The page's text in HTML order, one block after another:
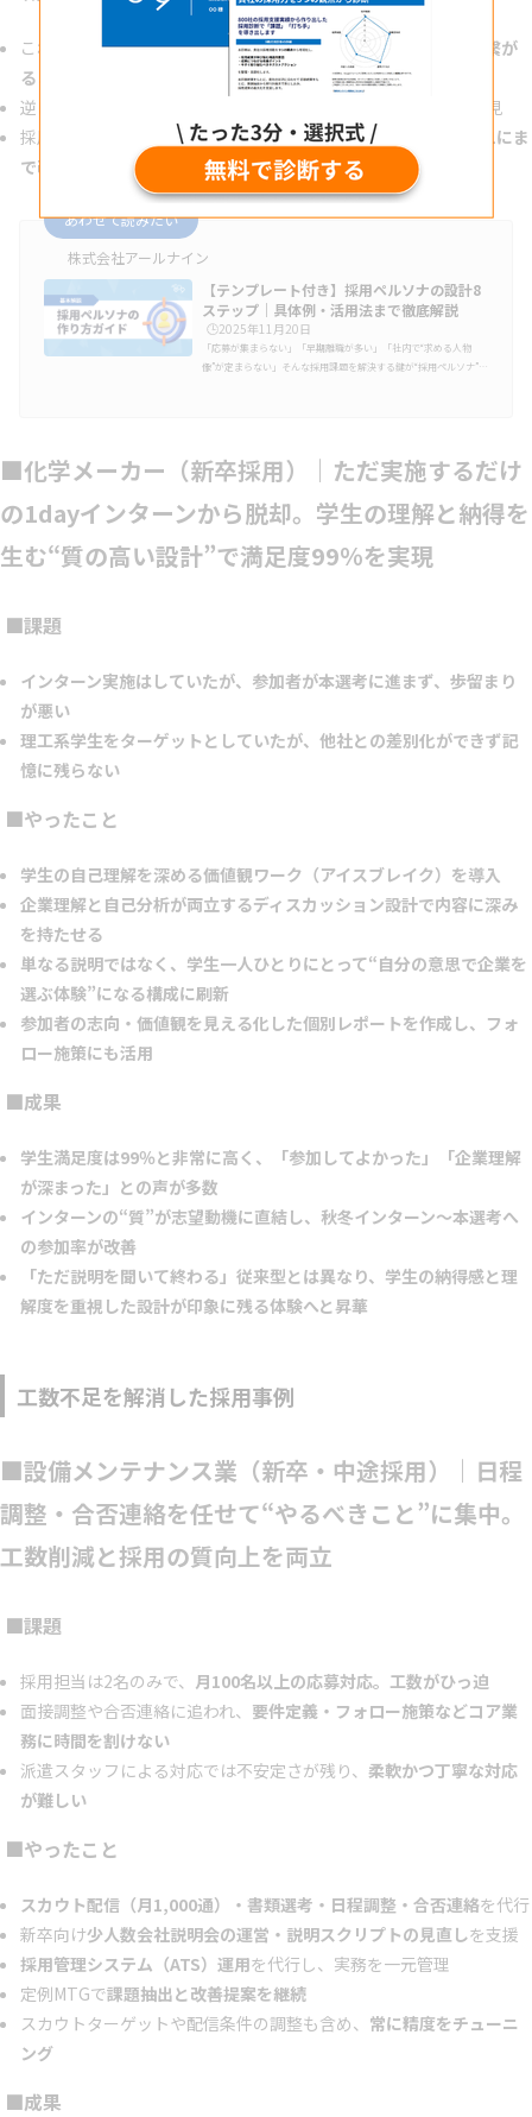
これまで「採用したい」と思っていたタイプが 実は早期離職に繋が
るミスマッチ人材
だったと判明
逆に、見逃されていた層が、自社では最も活躍できることを発見
採用ターゲットを見直したことで、 離職率が一時4割超→5分の1にま
で改善
あわせて読みたい
株式会社アールナイン
【テンプレート付き】採用ペルソナの設計8
ステップ｜具体例・活用法まで徹底解説
🕒️2025年11月20日
「応募が集まらない」「早期離職が多い」「社内で“求める人物
像”が定まらない」そんな採用課題を解決する鍵が“採用ペルソナ”で
ペルソナの意味とターゲットとの違い作り方の基本と8つのステッ
プ活用時の注意点と改善のコツ採用ペルソナとは？「ペルソナ（pe
■化学メーカー（新卒採用）｜ただ実施するだけ
の1dayインターンから脱却。学生の理解と納得を
生む“質の高い設計”で満足度99％を実現
■課題
インターン実施はしていたが、参加者が本選考に進まず、歩留まり
が悪い
理工系学生をターゲットとしていたが、他社との差別化ができず記
憶に残らない
■やったこと
学生の自己理解を深める価値観ワーク（アイスブレイク）を導入
企業理解と自己分析が両立するディスカッション設計で内容に深み
を持たせる
単なる説明ではなく、学生一人ひとりにとって“自分の意思で企業を
選ぶ体験”になる構成に刷新
参加者の志向・価値観を見える化した個別レポートを作成し、フォ
ロー施策にも活用
■成果
学生満足度は99％と非常に高く、「参加してよかった」「企業理解
が深まった」との声が多数
インターンの“質”が志望動機に直結し、秋冬インターン〜本選考へ
の参加率が改善
「ただ説明を聞いて終わる」従来型とは異なり、学生の納得感と理
解度を重視した設計が印象に残る体験へと昇華
工数不足を解消した採用事例
■設備メンテナンス業（新卒・中途採用）｜日程
調整・合否連絡を任せて“やるべきこと”に集中。
工数削減と採用の質向上を両立
■課題
採用担当は2名のみで、 月100名以上の応募対応。工数がひっ迫
面接調整や合否連絡に追われ、 要件定義・フォロー施策などコア業
務に時間を割けない
派遣スタッフによる対応では不安定さが残り、 柔軟かつ丁寧な対応
が難しい
■やったこと
スカウト配信（月1,000通）・書類選考・日程調整・合否連絡を代行
新卒向け少人数会社説明会の運営・説明スクリプトの見直しを支援
採用管理システム（ATS）運用を代行し、実務を一元管理
定例MTGで課題抽出と改善提案を継続
スカウトターゲットや配信条件の調整も含め、 常に精度をチューニ
ング
■成果